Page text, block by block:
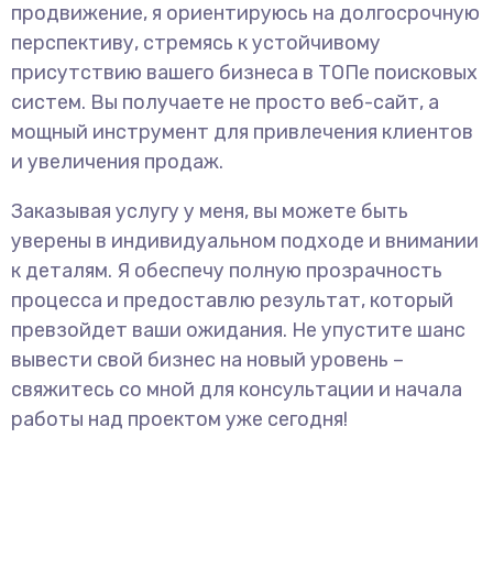
продвижение, я ориентируюсь на долгосрочную
перспективу, стремясь к устойчивому
присутствию вашего бизнеса в ТОПе поисковых
систем. Вы получаете не просто веб-сайт, а
мощный инструмент для привлечения клиентов
и увеличения продаж.
Заказывая услугу у меня, вы можете быть
уверены в индивидуальном подходе и внимании
к деталям. Я обеспечу полную прозрачность
процесса и предоставлю результат, который
превзойдет ваши ожидания. Не упустите шанс
вывести свой бизнес на новый уровень –
свяжитесь со мной для консультации и начала
работы над проектом уже сегодня!